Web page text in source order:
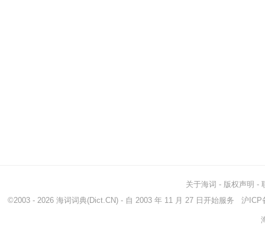
关于海词 - 版权声明 -
©2003 - 2026 海词词典(Dict.CN) - 自 2003 年 11 月 27 日开始服务 沪ICP